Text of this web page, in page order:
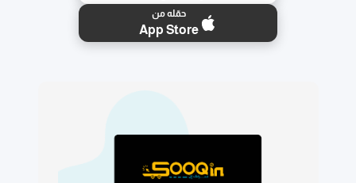
حمّله من
App Store
📱